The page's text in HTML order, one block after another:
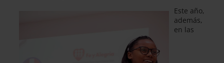
Este año,
además,
en las